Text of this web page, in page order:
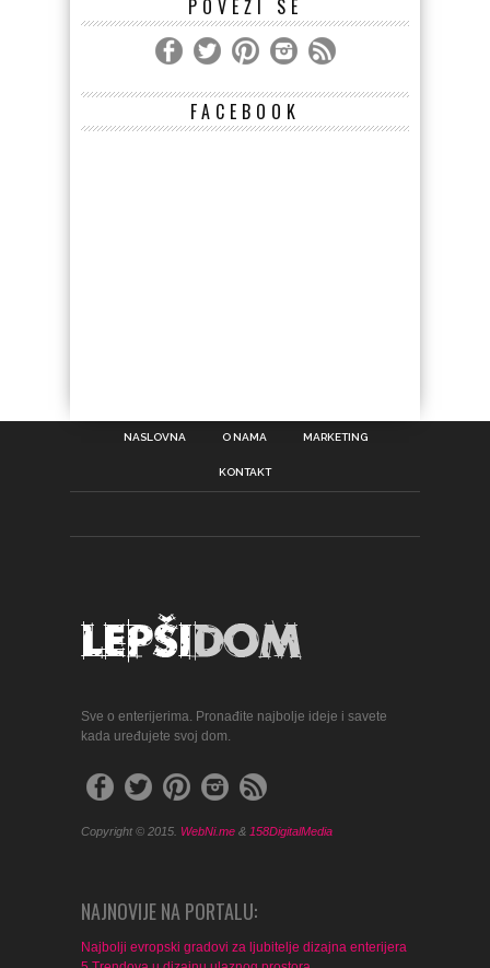
POVEŽI SE
FACEBOOK
NASLOVNA O NAMA MARKETING
KONTAKT
Sve o enterijerima. Pronađite najbolje ideje i savete
kada uređujete svoj dom.
Copyright © 2015. WebNi.me & 158DigitalMedia
NAJNOVIJE NA PORTALU:
Najbolji evropski gradovi za ljubitelje dizajna enterijera